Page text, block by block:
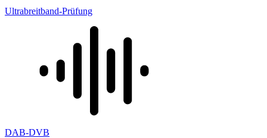
Ultrabreitband-Prüfung
DAB-DVB